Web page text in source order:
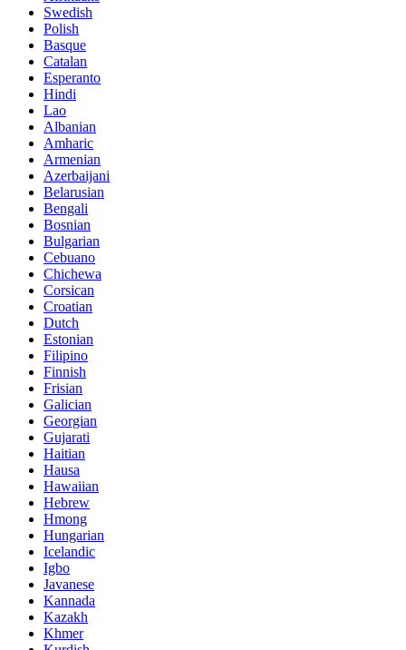
Swedish
Polish
Basque
Catalan
Esperanto
Hindi
Lao
Albanian
Amharic
Armenian
Azerbaijani
Belarusian
Bengali
Bosnian
Bulgarian
Cebuano
Chichewa
Corsican
Croatian
Dutch
Estonian
Filipino
Finnish
Frisian
Galician
Georgian
Gujarati
Haitian
Hausa
Hawaiian
Hebrew
Hmong
Hungarian
Icelandic
Igbo
Javanese
Kannada
Kazakh
Khmer